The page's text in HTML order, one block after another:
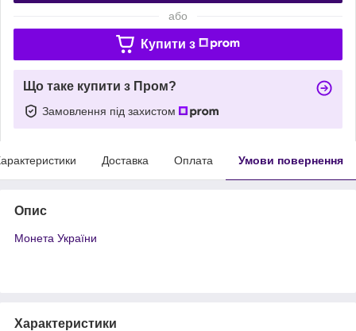
або
Купити з
Що таке купити з Пром?
Замовлення під захистом
Доставка Оплата Умови повернення
Опис
Монета України
Характеристики